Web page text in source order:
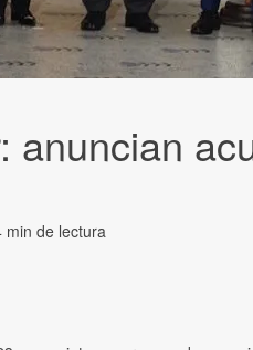
anuncian
min de lectura